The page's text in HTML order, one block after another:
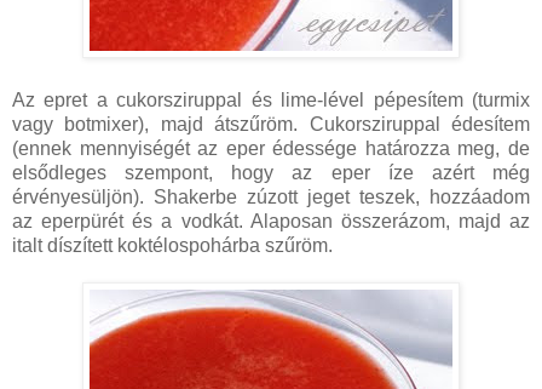
Az epret a cukorsziruppal és lime-lével pépesítem (turmix
vagy botmixer), majd átszűröm. Cukorsziruppal édesítem
(ennek mennyiségét az eper édessége határozza meg, de
elsődleges szempont, hogy az eper íze azért még
érvényesüljön). Shakerbe zúzott jeget teszek, hozzáadom
az eperpürét és a vodkát. Alaposan összerázom, majd az
italt díszített koktélospohárba szűröm.